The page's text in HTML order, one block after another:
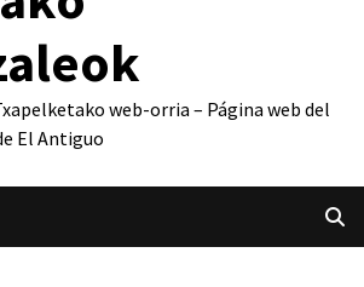
web-orria – Página web del
El Antiguo